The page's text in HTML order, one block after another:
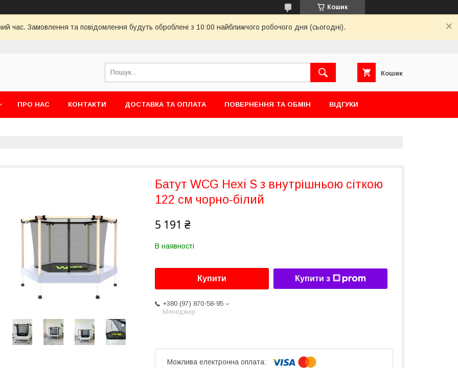
Кошик
час. Замовлення та повідомлення будуть оброблені з 10:00 найближчого робочого дня (сьогодні).
Кошик
ПРО НАС КОНТАКТИ ДОСТАВКА ТА ОПЛАТА ПОВЕРНЕННЯ ТА ОБМІН ВІДГУКИ
Батут WCG Hexi S з внутрішньою сіткою
122 см чорно-білий
5 191 ₴
В наявності
Купити Купити з
+380 (97) 870-58-95
Менеджер